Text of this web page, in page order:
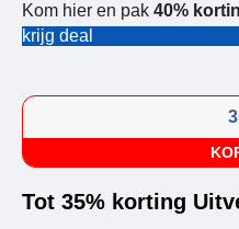
Kom hier en pak 40%
krijg deal
Tot 35% korting